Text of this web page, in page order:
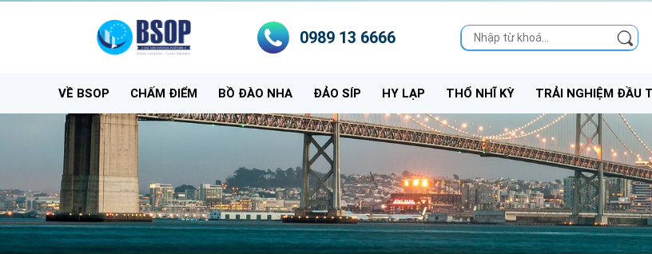
0989 13 6666
VỀ BSOP CHẤM ĐIỂM BỒ ĐÀO NHA ĐẢO SÍP HY LẠP THỔ NHĨ KỲ TRẢI NGHIỆM ĐẦU